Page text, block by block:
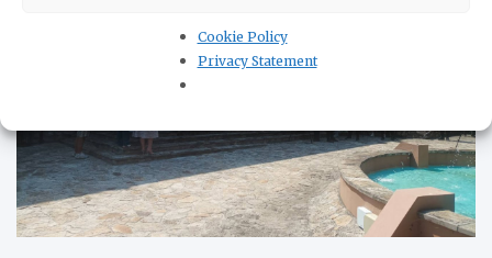
Cookie Policy
Privacy Statement